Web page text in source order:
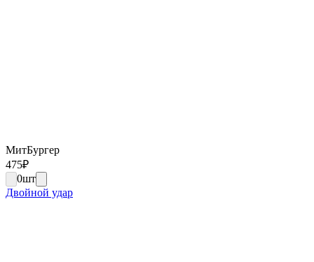
МитБургер
475₽
0шт
Двойной удар